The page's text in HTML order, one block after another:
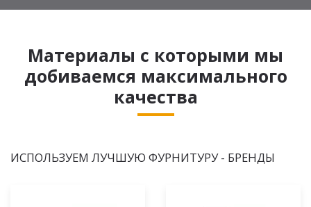
Материалы с которыми мы
добиваемся максимального
качества
ИСПОЛЬЗУЕМ ЛУЧШУЮ ФУРНИТУРУ - БРЕНДЫ